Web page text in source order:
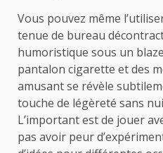
Vous pouvez même
tenue de bureau
humoristique sous un
pantalon cigarette et des
amusant se révèle
touche de légèreté sans
L’important est de jouer
pas avoir peur